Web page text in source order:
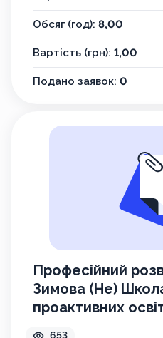
Обсяг (год): 8,00
Вартість (грн): 1,00
Подано заявок: 0
Професійний
Зимова (Не)
проактивних
653